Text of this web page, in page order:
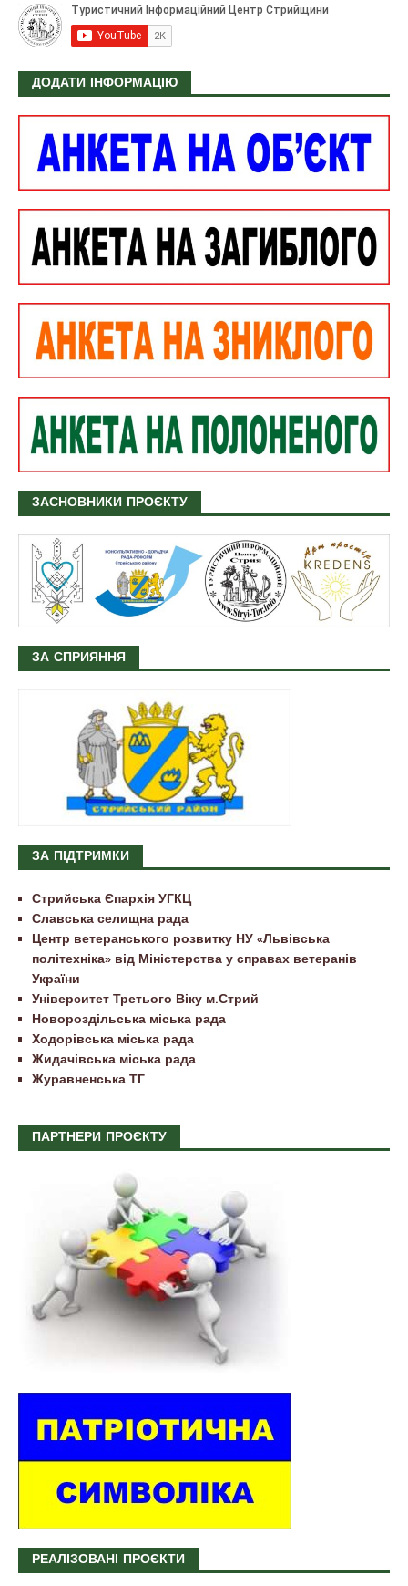
ДОДАТИ ІНФОРМАЦІЮ
ЗАСНОВНИКИ ПРОЄКТУ
ЗА СПРИЯННЯ
ЗА ПІДТРИМКИ
Стрийська Єпархія УГКЦ
Славська селищна рада
Центр ветеранського розвитку НУ «Львівська
політехніка» від Міністерства у справах ветеранів
України
Університет Третього Віку м.Стрий
Новороздільська міська рада
Ходорівська міська рада
Жидачівська міська рада
Журавненська ТГ
ПАРТНЕРИ ПРОЄКТУ
РЕАЛІЗОВАНІ ПРОЄКТИ